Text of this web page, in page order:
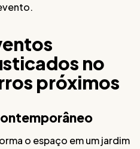
no
próximos
o espaço em um jardim